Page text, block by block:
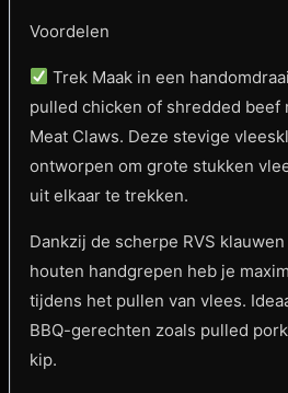
Voordelen
Trek Maak in een
pulled chicken of shredded beef
Meat Claws. Deze stevige
ontworpen om grote stukken
uit elkaar te trekken.
Dankzij de scherpe RVS
houten handgrepen heb je
tijdens het pullen van vlees.
BBQ-gerechten zoals pulled
kip.